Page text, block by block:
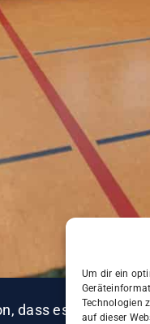
Um dir ein
Technologien
auf dieser
dass es Helen